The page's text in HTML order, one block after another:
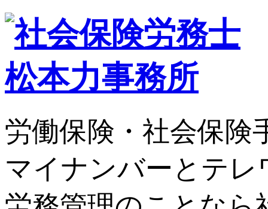
労働保険・社会保険
マイナンバーとテ